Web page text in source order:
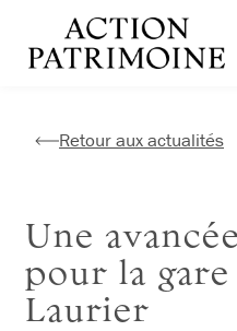
contenu
Retour aux actualités
Une
pour la
Laurier